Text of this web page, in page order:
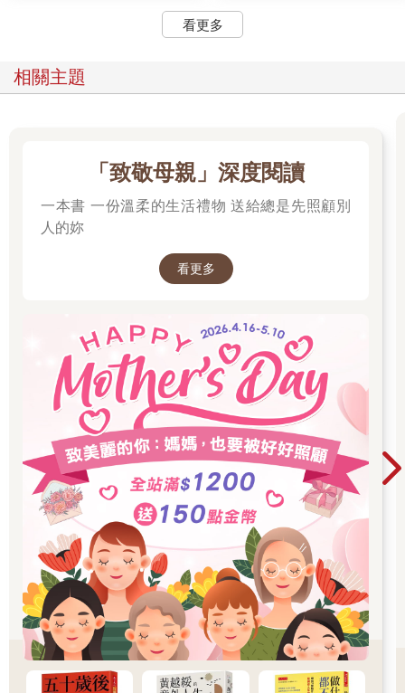
提。暈船是很痛苦的，要是我的珍貴果露還在就好了，我可以用
走，我想它這麼珍貴，就把它妥善收好—可是拿來治暈船，不是
太浪費了嗎？」
剎那間，人人都變得十分忙碌。艙口以板條固定，
廚房的爐火熄滅，男人都爬到桅杆上把帆收起來。工作還沒結
束，暴風雨就來襲了。
登陸三個星期之後，「黎明行者號」再度被拖離那羅港。大批群
眾聚集在港口邊觀看隆重盛大的歡送典禮。當賈思潘向寂島居民
蕩，船隻逐漸遠離港口，賈思潘的號角聲亦逐漸轉弱時，在場的
每一個人都沉默不語。最後船隻終於進入風中，船帆漲滿風鼓了
起來，拖船鬆開繩索，慢慢划回島上，海浪開始在「黎明行者
號」的船頭下翻滾，它又活過來了。沒有輪班的人下去休息，垂
尼安輪第一班在船頭瞭望，船隻掉轉頭，繞過阿夫拉島南方往東
接下來幾天大家的心情都很愉快。露西每天早上醒來都可以看到
太陽折射的水光在她的船艙天花板上跳舞，再看看四周這麼多她
在寂島得到的新東西—高統橡皮靴、厚底涼鞋、斗篷、長背心和
圍巾，她覺得她真是全世界最幸運的女孩。然後她會到甲板，從
艏樓上眺望每日早晨碧藍的大海，深深吸幾口一天比一天溫暖的
新鮮空氣。接下來是早餐，在海上航行令人胃口大開的早餐。
大部分的時間她都坐在船尾的小凳上和老脾氣下棋。看他下棋是
件有趣的事，因為棋子對他來說太大，移動棋盤中央的棋子時，
他必須雙手捧著棋子，再踮著腳尖小心翼翼地擺放在適當的位
置。老脾氣棋藝精湛，當他記得他是在下棋時，他通常都會贏。
但是最近露西常常贏棋，因為老脾氣會走錯棋，譬如他會把騎士
一起也送進皇后和城堡的險境中，這是因為他一時忘記自己是在
看更多
相關主題
「致敬母親」深度閱讀
一本書 一份溫柔的生活禮物 送給總是先照顧別
人的妳
看更多